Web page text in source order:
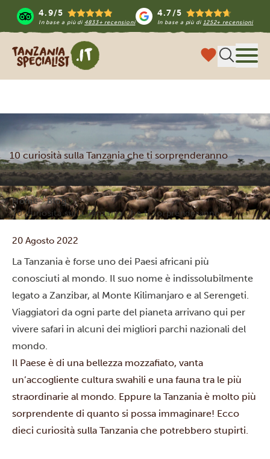
4.9/5
In base a più di 4833+ recensioni
4.7/5
In base a più di 1252+ recensioni
Tanzania Specialist
10 curiosità sulla Tanzania che ti sorprenderanno
Home
Blog
10 curiosità sulla Tanzania che ti sorprenderanno
20 Agosto 2022
La Tanzania è forse uno dei Paesi africani più
conosciuti al mondo. Il suo nome è indissolubilmente
legato a Zanzibar, al Monte Kilimanjaro e al Serengeti.
Viaggiatori da ogni parte del pianeta arrivano qui per
vivere safari in alcuni dei migliori parchi nazionali del
mondo.
Il Paese è di una bellezza mozzafiato, vanta
un’accogliente cultura swahili e una fauna tra le più
straordinarie al mondo. Eppure la Tanzania è molto più
sorprendente di quanto si possa immaginare! Ecco
dieci curiosità sulla Tanzania che potrebbero stupirti.